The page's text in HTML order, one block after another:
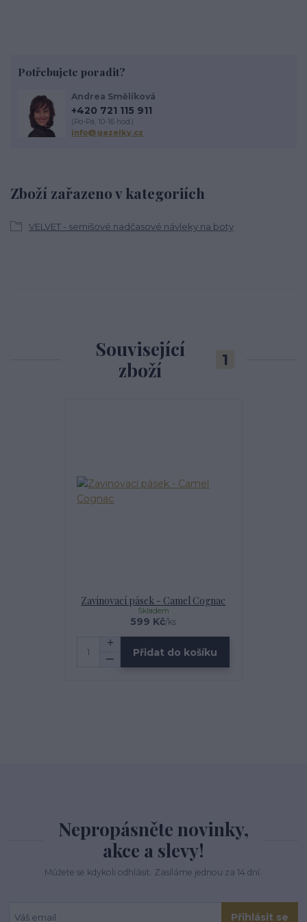
Zboží zařazeno v kategoriích
VELVET - semišové nadčasové návleky na boty
Potřebujete poradit?
Andrea Smělíková
+420 721 115 911
(Po-Pá, 10-16 hod.)
info@gazelky.cz
Související
zboží
1
Zavinovací pásek - Camel Cognac
599 Kč/ks
Skladem
Přidat do košíku
Nepropásněte novinky,
akce a slevy!
Můžete se kdykoli odhlásit. Zasíláme jednou za 14 dní.
Přihlásit se